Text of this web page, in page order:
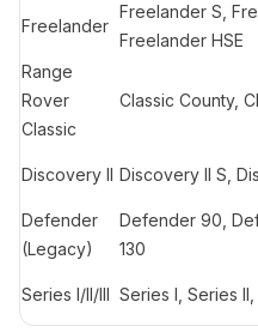
Freelander
Freelander S,
Freelander HSE
Range
Rover
Classic
Classic County,
Discovery II Discovery II S,
Defender
(Legacy)
Defender 90,
130
Series I/II/III Series I, Series II,